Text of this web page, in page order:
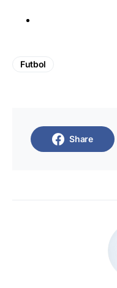
Futbol
Share